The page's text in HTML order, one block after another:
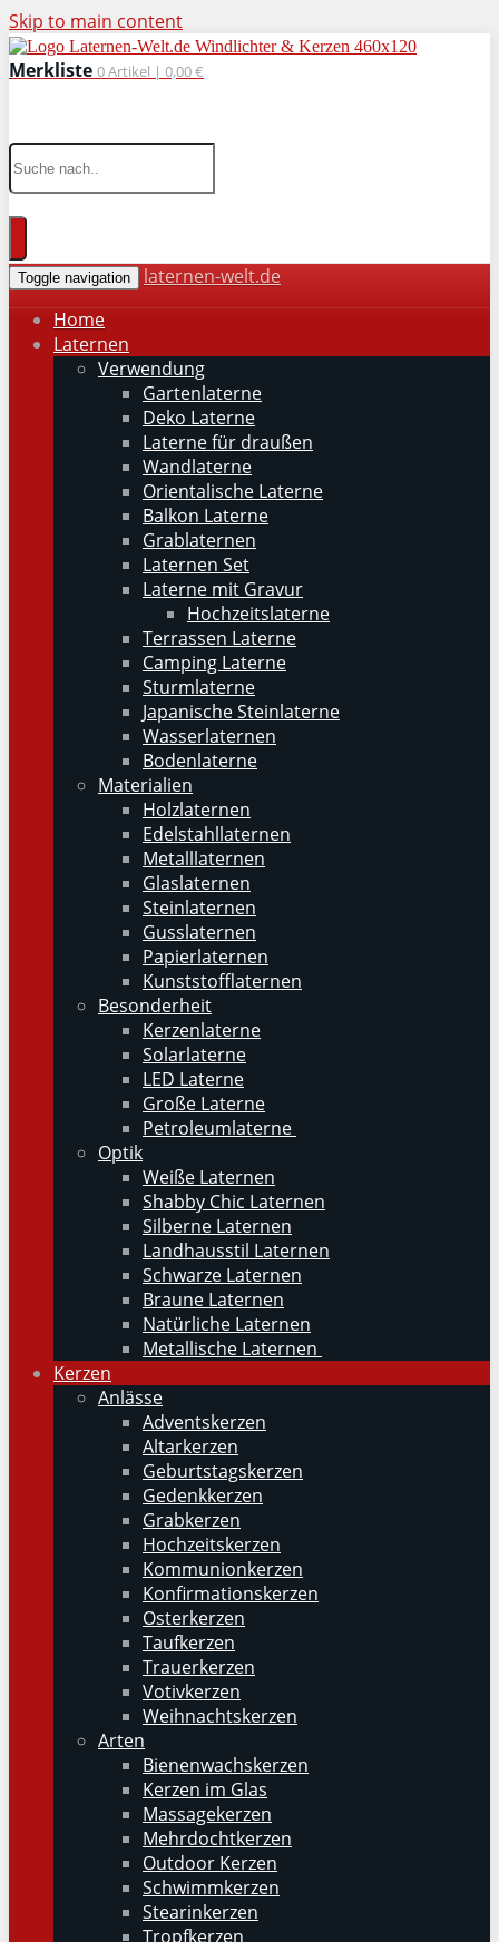
Skip to main content
Merkliste 0Artikel | 0,00 €
Toggle navigation
laternen-welt.de
Home
Laternen
Verwendung
Gartenlaterne
Deko Laterne
Laterne für draußen
Wandlaterne
Orientalische Laterne
Balkon Laterne
Grablaternen
Laternen Set
Laterne mit Gravur
Hochzeitslaterne
Terrassen Laterne
Camping Laterne
Sturmlaterne
Japanische Steinlaterne
Wasserlaternen
Bodenlaterne
Materialien
Holzlaternen
Edelstahllaternen
Metalllaternen
Glaslaternen
Steinlaternen
Gusslaternen
Papierlaternen
Kunststofflaternen
Besonderheit
Kerzenlaterne
Solarlaterne
LED Laterne
Große Laterne
Petroleumlaterne
Optik
Weiße Laternen
Shabby Chic Laternen
Silberne Laternen
Landhausstil Laternen
Schwarze Laternen
Braune Laternen
Natürliche Laternen
Metallische Laternen
Kerzen
Anlässe
Adventskerzen
Altarkerzen
Geburtstagskerzen
Gedenkkerzen
Grabkerzen
Hochzeitskerzen
Kommunionkerzen
Konfirmationskerzen
Osterkerzen
Taufkerzen
Trauerkerzen
Votivkerzen
Weihnachtskerzen
Arten
Bienenwachskerzen
Kerzen im Glas
Massagekerzen
Mehrdochtkerzen
Outdoor Kerzen
Schwimmkerzen
Stearinkerzen
Tropfkerzen